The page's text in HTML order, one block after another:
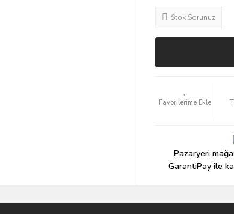
Stok Sorunuz
Pazaryeri
GarantiPay ile